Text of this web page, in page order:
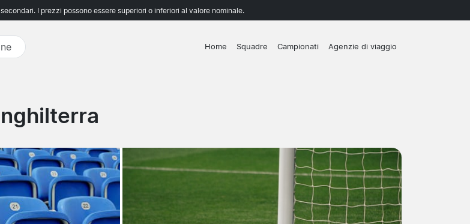
I prezzi possono essere superiori o inferiori al valore nominale.
Home Squadre Campionati Agenzie di viaggio